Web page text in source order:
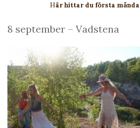
Här hittar du första
8 september – Vadstena